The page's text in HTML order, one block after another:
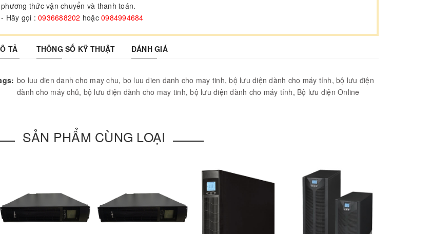
phương thức vận chuyển và thanh toán.
- Hãy gọi : 0936688202 hoặc 0984994684
TẢ THÔNG SỐ KỸ THUẬT ĐÁNH GIÁ
bo luu dien danh cho may chu, bo luu dien danh cho may tinh,bộ lưu diện dành cho máy tính, bộ lưu điện
dành cho máy chủ, bộ lưu điện dành cho may tinh,bộ lưu điện dành cho máy tính, Bộ lưu điện Online
SẢN PHẨM CÙNG LOẠI